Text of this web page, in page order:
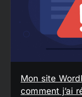
Mon site
comment j’ai